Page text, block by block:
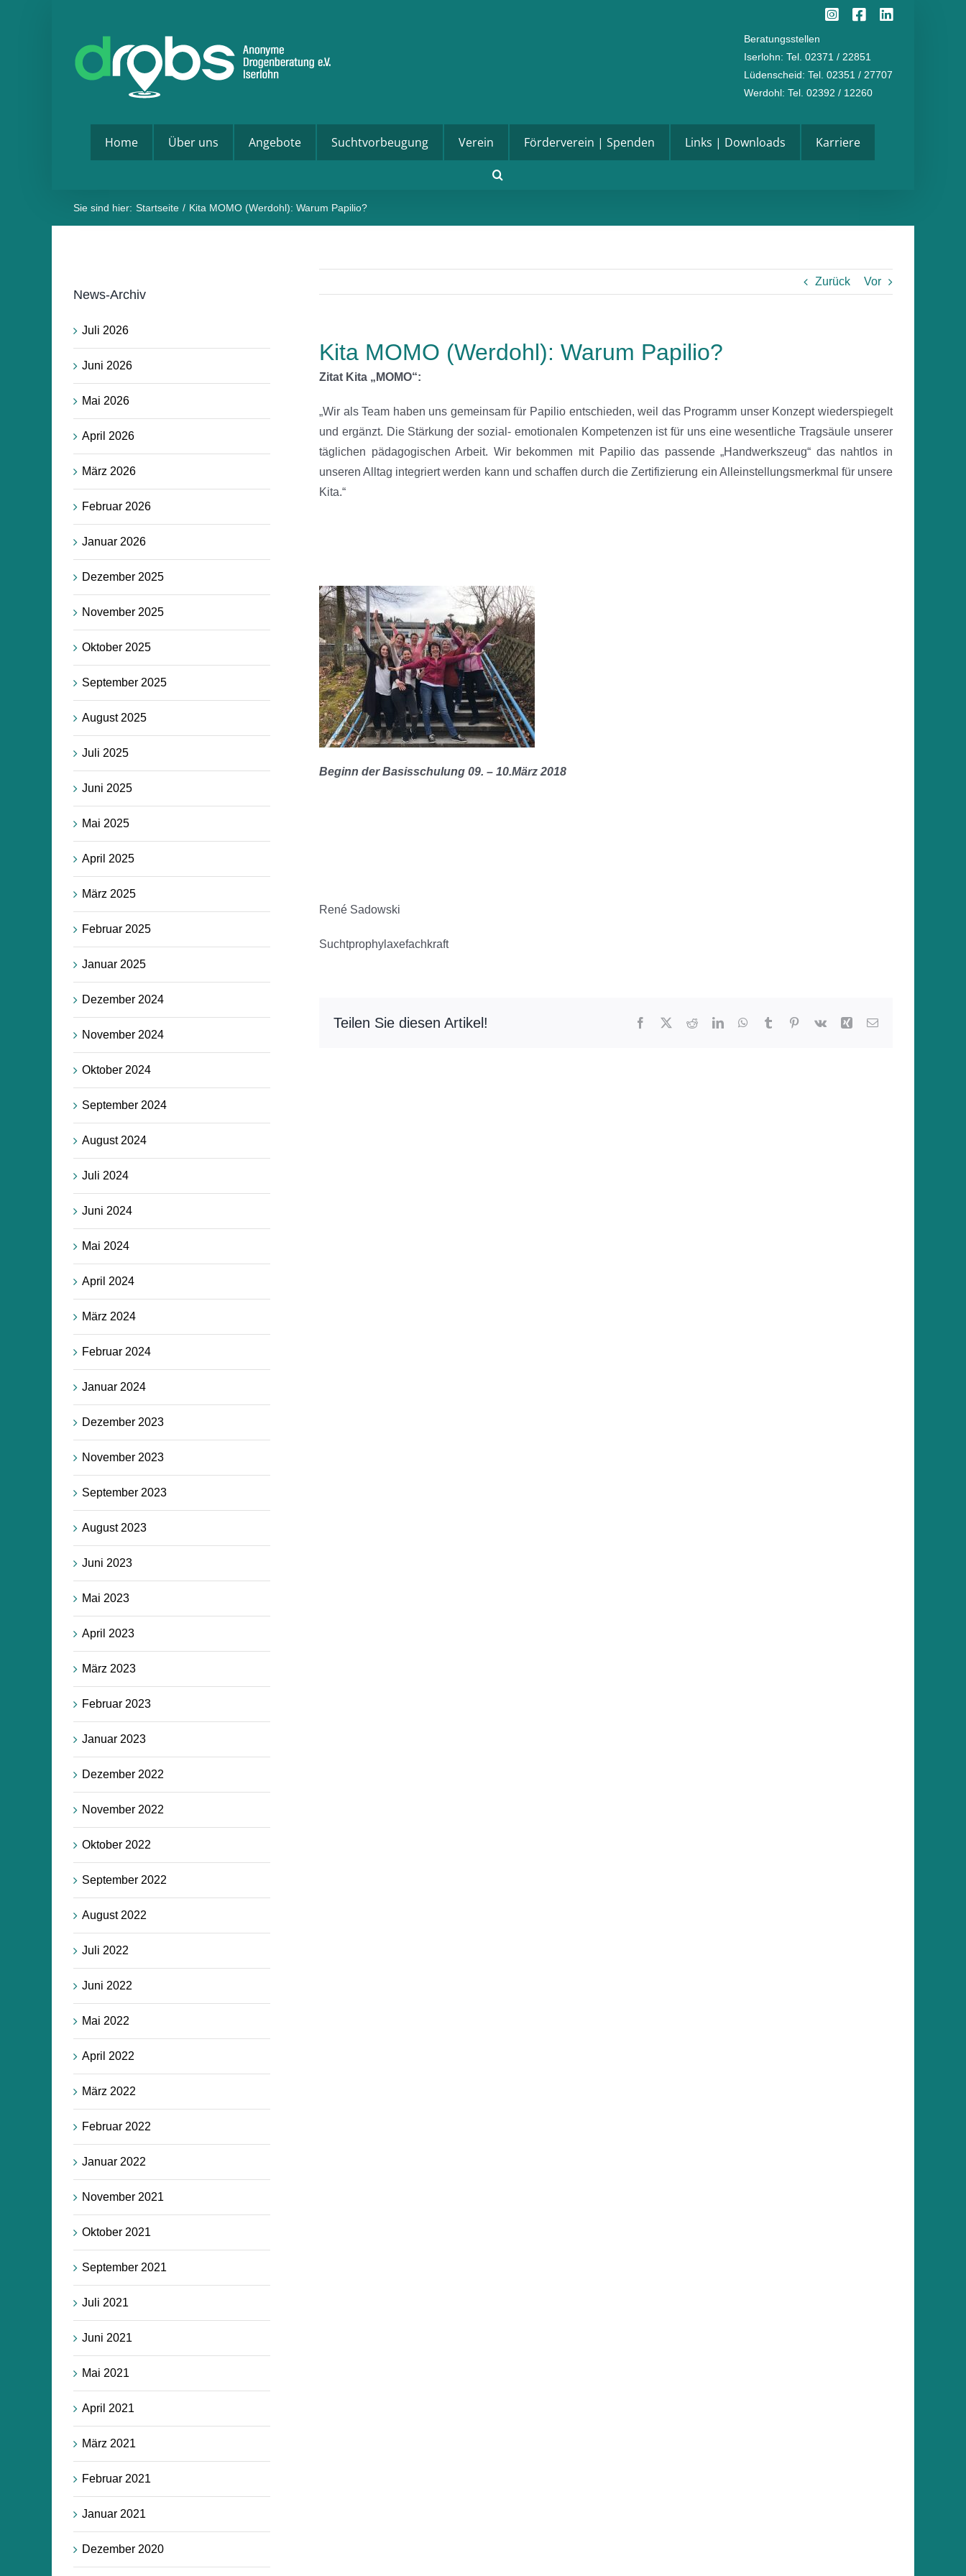
Instagram
Facebook
Beratungsstellen
Iserlohn: Tel. 02371 / 22851
Lüdenscheid: Tel. 02351 / 27707
Werdohl: Tel. 02392 / 12260
Home Über uns Angebote Suchtvorbeugung Verein Förderverein | Spenden Links | Downloads Karriere
Sie sind hier: Startseite Kita MOMO (Werdohl): Warum Papilio?
Zurück Vor
Kita MOMO (Werdohl): Warum Papilio?
Zitat Kita „MOMO“:
„Wir als Team haben uns gemeinsam für Papilio entschieden, weil das Programm unser Konzept wiederspiegelt
und ergänzt. Die Stärkung der sozial- emotionalen Kompetenzen ist für uns eine wesentliche Tragsäule unserer
täglichen pädagogischen Arbeit. Wir bekommen mit Papilio das passende „Handwerkszeug“ das nahtlos in
unseren Alltag integriert werden kann und schaffen durch die Zertifizierung ein Alleinstellungsmerkmal für unsere
Kita.“
Beginn der Basisschulung 09. – 10.März 2018
René Sadowski
Suchtprophylaxefachkraft
Teilen Sie diesen Artikel! Facebook RedditLinkedInWhatsApp
Tumblr Pinterest
Vk Xing E-
News-Archiv
Juli 2026
Juni 2026
Mai 2026
April 2026
März 2026
Februar 2026
Januar 2026
Dezember 2025
November 2025
Oktober 2025
September 2025
August 2025
Juli 2025
Juni 2025
Mai 2025
April 2025
März 2025
Februar 2025
Januar 2025
Dezember 2024
November 2024
Oktober 2024
September 2024
August 2024
Juli 2024
Juni 2024
Mai 2024
April 2024
März 2024
Februar 2024
Januar 2024
Dezember 2023
November 2023
September 2023
August 2023
Juni 2023
Mai 2023
April 2023
März 2023
Februar 2023
Januar 2023
Dezember 2022
November 2022
Oktober 2022
September 2022
August 2022
Juli 2022
Juni 2022
Mai 2022
April 2022
März 2022
Februar 2022
Januar 2022
November 2021
Oktober 2021
September 2021
Juli 2021
Juni 2021
Mai 2021
April 2021
März 2021
Februar 2021
Januar 2021
Dezember 2020